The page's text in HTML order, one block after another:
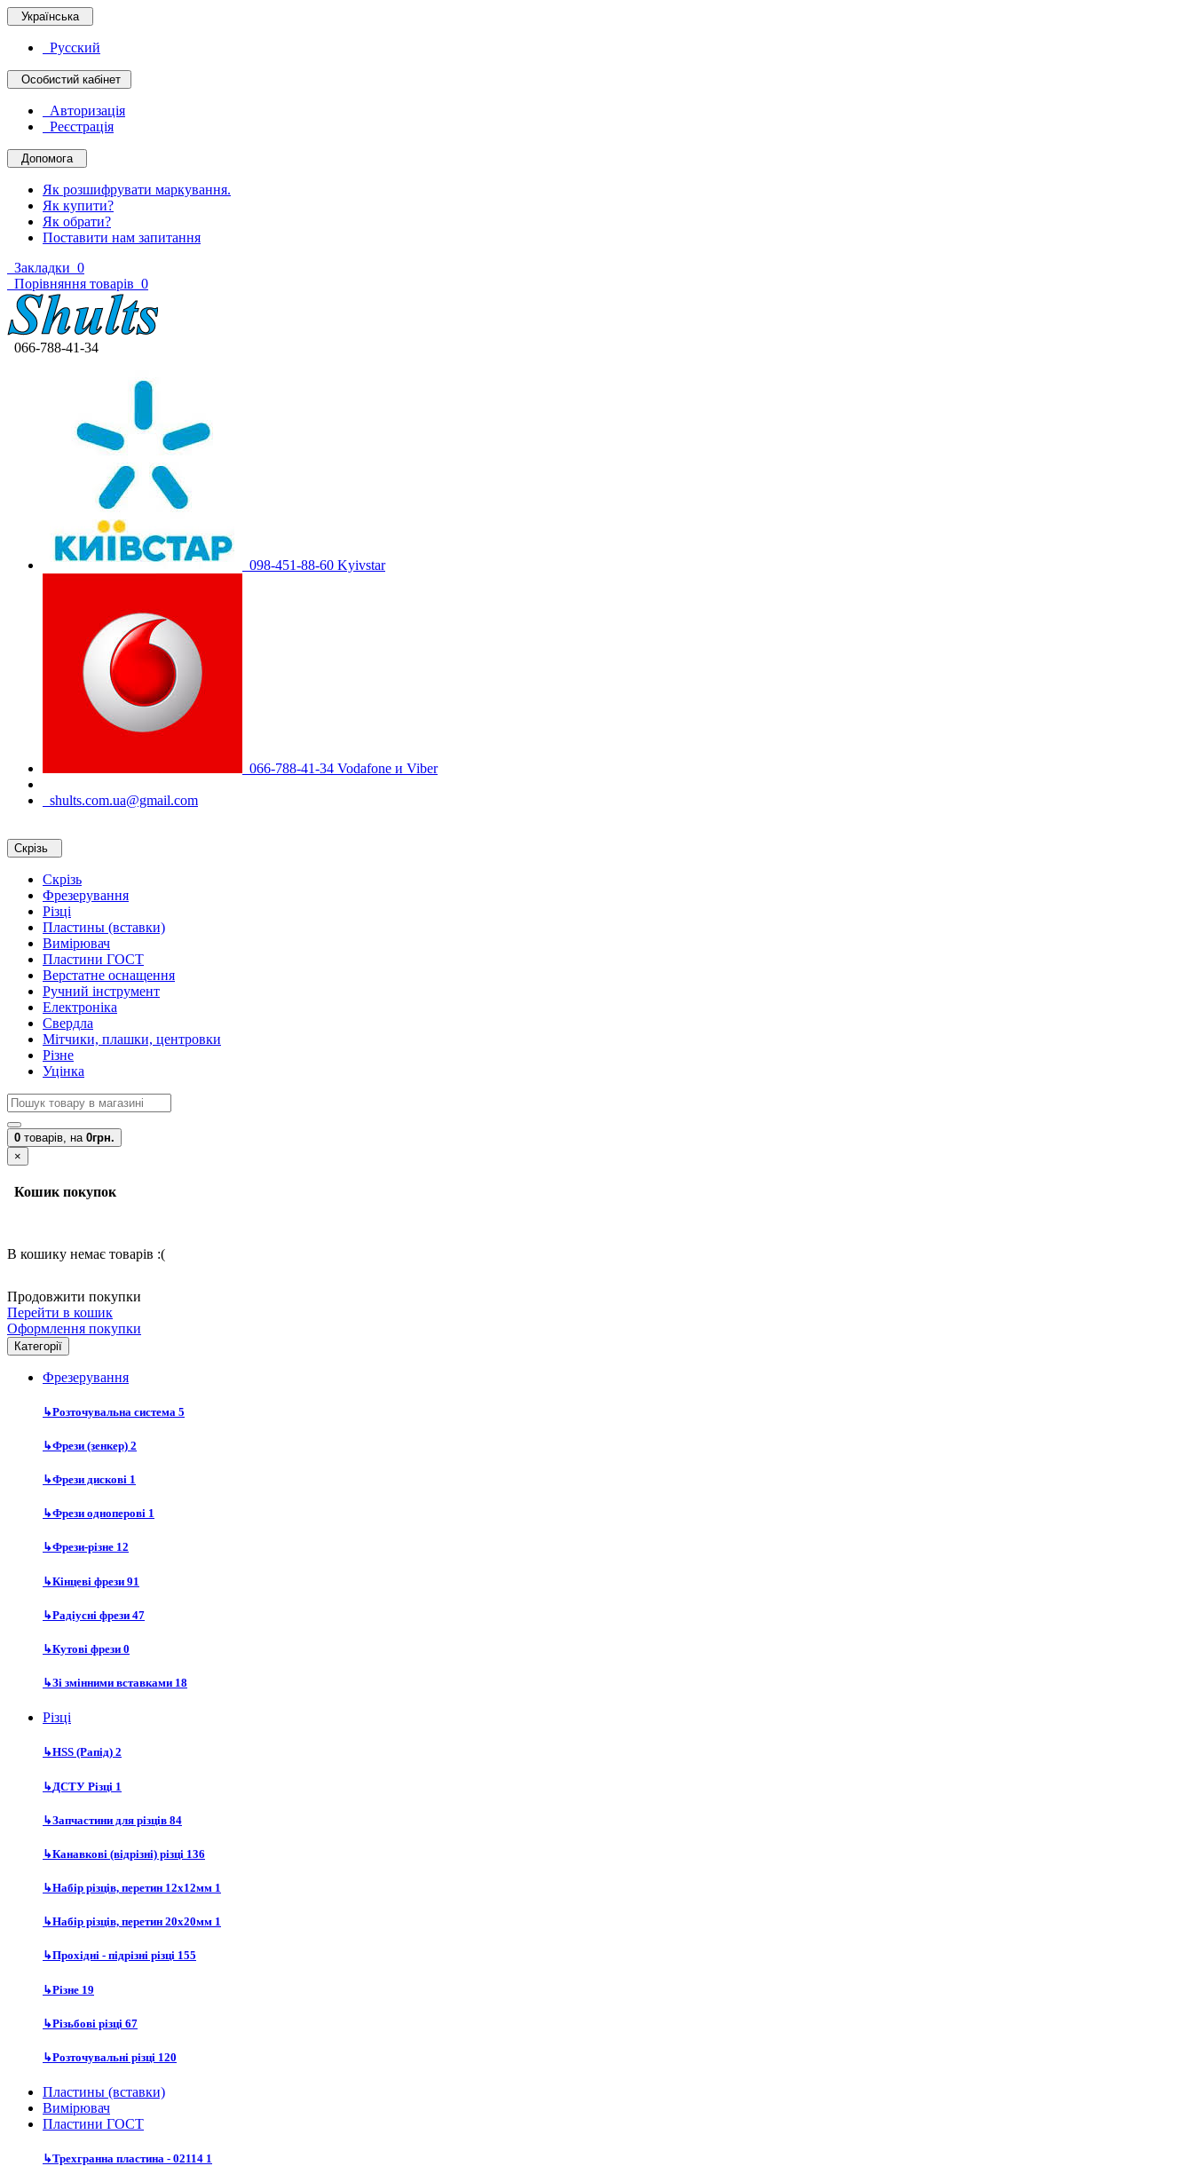
Українська
Русский
Особистий кабінет
Авторизація
Реєстрація
Допомога
Як розшифрувати маркування.
Як купити?
Як обрати?
Поставити нам запитання
Закладки 0
Порівняння товарів 0
066-788-41-34
098-451-88-60 Kyivstar
066-788-41-34 Vodafone и Viber
shults.com.ua@gmail.com
Скрізь
Скрізь
Фрезерування
Різці
Пластины (вставки)
Вимірювач
Пластини ГОСТ
Верстатне оснащення
Ручний інструмент
Електроніка
Свердла
Мітчики, плашки, центровки
Різне
Уцінка
0 товарів, на 0грн.
×
Кошик покупок
В кошику немає товарів :(
Продовжити покупки
Перейти в кошик
Оформлення покупки
Категорії
Фрезерування
↳Розточувальна система 5
↳Фрези (зенкер) 2
↳Фрези дискові 1
↳Фрези одноперові 1
↳Фрези-різне 12
↳Кінцеві фрези 91
↳Радіусні фрези 47
↳Кутові фрези 0
↳Зі змінними вставками 18
Різці
↳HSS (Рапід) 2
↳ДСТУ Різці 1
↳Запчастини для різців 84
↳Канавкові (відрізні) різці 136
↳Набір різців, перетин 12х12мм 1
↳Набір різців, перетин 20х20мм 1
↳Прохідні - підрізні різці 155
↳Різне 19
↳Різьбові різці 67
↳Розточувальні різці 120
Пластины (вставки)
Вимірювач
Пластини ГОСТ
↳Трехгранна пластина - 02114 1